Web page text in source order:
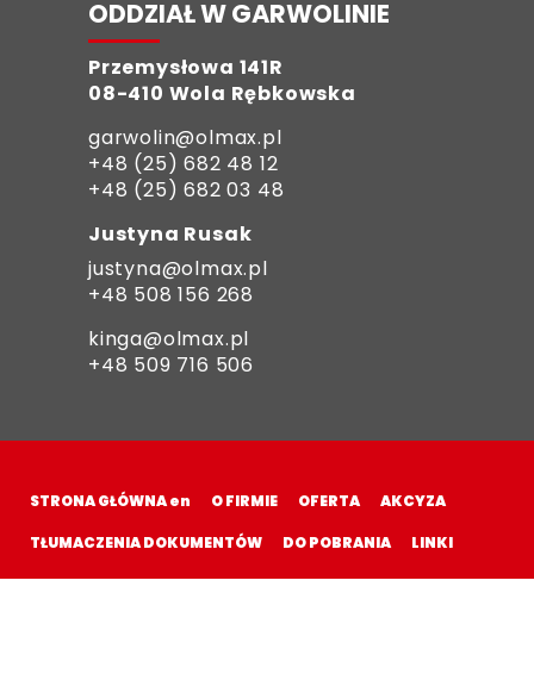
ODDZIAŁ W GARWOLINIE
Przemysłowa 141R
08-410 Wola Rębkowska
garwolin@olmax.pl
+48 (25) 682 48 12
+48 (25) 682 03 48
Justyna Rusak
justyna@olmax.pl
+48 508 156 268
kinga@olmax.pl
+48 509 716 506
STRONA GŁÓWNA en O FIRMIE OFERTA AKCYZA
TŁUMACZENIA DOKUMENTÓW DO POBRANIA LINKI
KONTAKT